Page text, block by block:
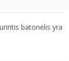
batonėlis yra